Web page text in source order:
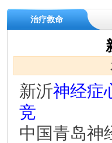
治疗救命
新沂神经症
竞
中国青岛神